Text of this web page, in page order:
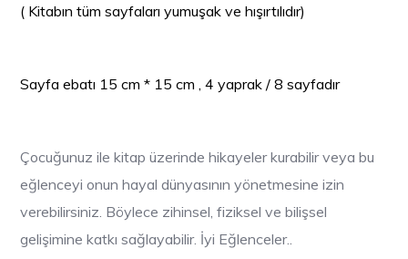
( Kitabın tüm sayfaları yumuşak ve hışırtılıdır)
Sayfa ebatı 15 cm * 15 cm , 4 yaprak / 8 sayfadır
Çocuğunuz ile kitap üzerinde hikayeler kurabilir veya bu
eğlenceyi onun hayal dünyasının yönetmesine izin
verebilirsiniz. Böylece zihinsel, fiziksel ve bilişsel
gelişimine katkı sağlayabilir. İyi Eğlenceler..